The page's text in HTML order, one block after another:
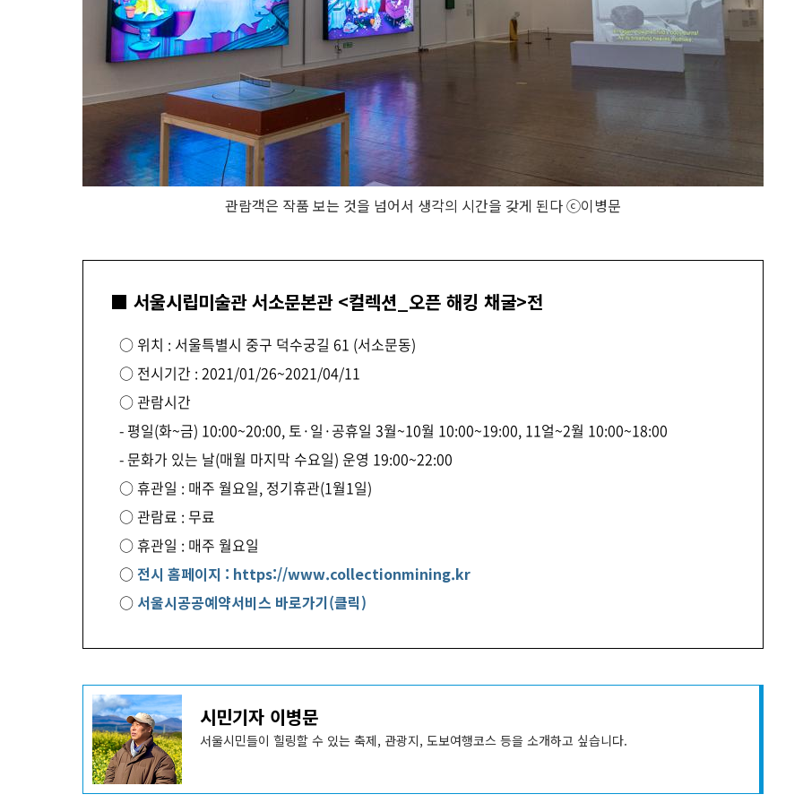
관람객은 작품 보는 것을 넘어서 생각의 시간을 갖게 된다 ⓒ이병문
■ 서울시립미술관 서소문본관 <컬렉션_오픈 해킹 채굴>전
○ 위치 : 서울특별시 중구 덕수궁길 61 (서소문동)
○ 전시기간 : 2021/01/26~2021/04/11
○ 관람시간
- 평일(화~금) 10:00~20:00, 토·일·공휴일 3월~10월 10:00~19:00, 11얼~2월 10:00~18:00
- 문화가 있는 날(매월 마지막 수요일) 운영 19:00~22:00
○ 휴관일 : 매주 월요일, 정기휴관(1월1일)
○ 관람료 : 무료
○ 휴관일 : 매주 월요일
○ 전시 홈페이지 : https://www.collectionmining.kr
○ 서울시공공예약서비스 바로가기(클릭)
기
사
작
성
자
프
로
필
시민기자 이병문
서울시민들이 힐링할 수 있는 축제, 관광지, 도보여행코스 등을 소개하고 싶습니다.